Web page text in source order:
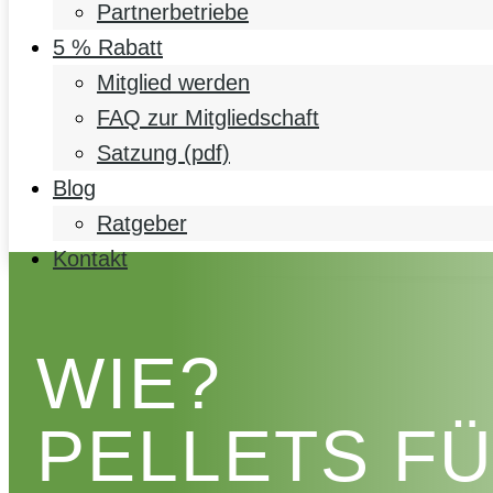
Partnerbetriebe
5 % Rabatt
Mitglied werden
FAQ zur Mitgliedschaft
Satzung (pdf)
Blog
Ratgeber
Kontakt
WIE?
PELLETS